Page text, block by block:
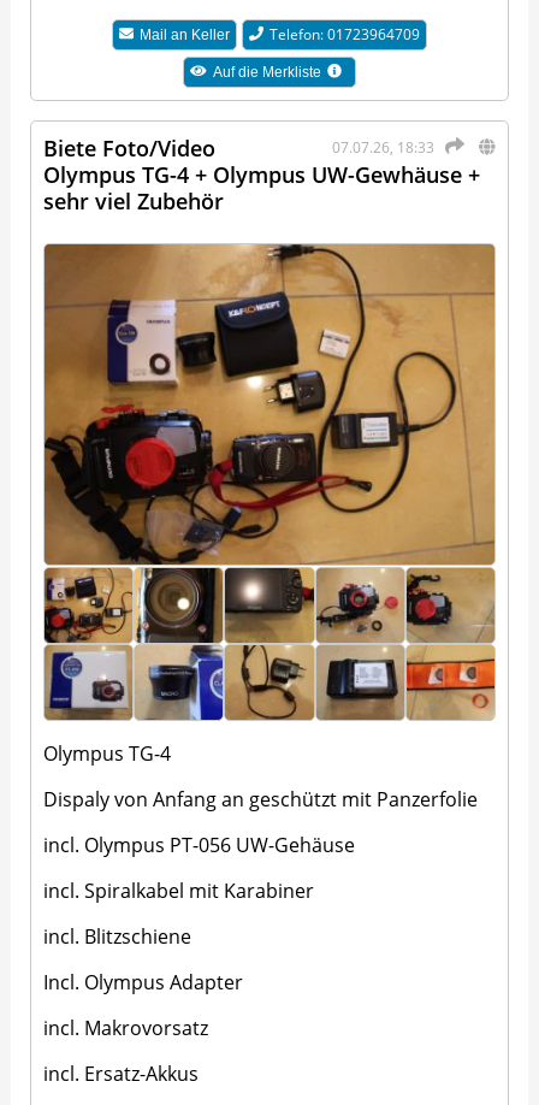
Mail an Keller Telefon: 01723964709
Auf die Merkliste
07.07.26, 18:33
Biete Foto/Video
Olympus TG-4 + Olympus UW-Gewhäuse +
sehr viel Zubehör
Olympus TG-4
Dispaly von Anfang an geschützt mit Panzerfolie
incl. Olympus PT-056 UW-Gehäuse
incl. Spiralkabel mit Karabiner
incl. Blitzschiene
Incl. Olympus Adapter
incl. Makrovorsatz
incl. Ersatz-Akkus